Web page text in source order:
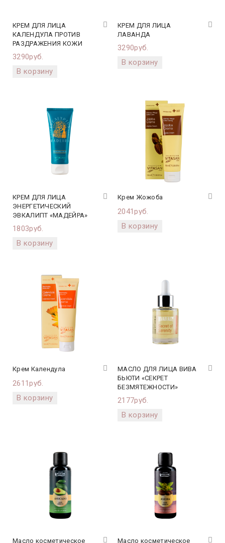
КРЕМ ДЛЯ ЛИЦА
КАЛЕНДУЛА ПРОТИВ
РАЗДРАЖЕНИЯ КОЖИ
3290руб.
КРЕМ ДЛЯ ЛИЦА
ЛАВАНДА
3290руб.
КРЕМ ДЛЯ ЛИЦА
ЭНЕРГЕТИЧЕСКИЙ
ЭВКАЛИПТ «МАДЕЙРА»
1803руб.
Крем Жожоба
2041руб.
Крем Календула
2611руб.
МАСЛО ДЛЯ ЛИЦА ВИВА
БЬЮТИ «СЕКРЕТ
БЕЗМЯТЕЖНОСТИ»
2177руб.
Масло косметическое Масло косметическое